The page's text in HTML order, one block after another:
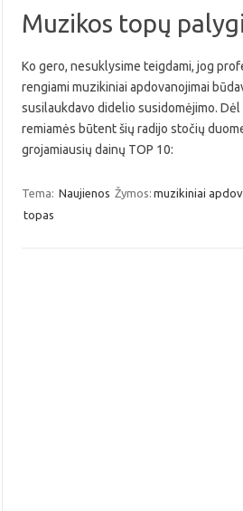
Muzikos topų
Ko gero, nesuklysime teigdami, jog
rengiami muzikiniai apdovanojimai
susilaukdavo didelio susidomėjimo.
remiamės būtent šių radijo stočių
grojamiausių dainų TOP 10:
Tema: Naujienos Žymos: muzikiniai
topas